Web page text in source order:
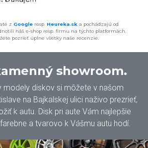
z Google resp. Heureka.sk a pochádzajú od
náš e-shop resp. firmu na týchto platformách.
pozrieť úplne všetky naše recenzie.
showroom.
modely diskov si môžete v našom
na Bajkalskej ulici naživo prezrieť,
k autu. Disk pri aute Vám najlepšie
a tvarovo k Vášmu autu hodí.